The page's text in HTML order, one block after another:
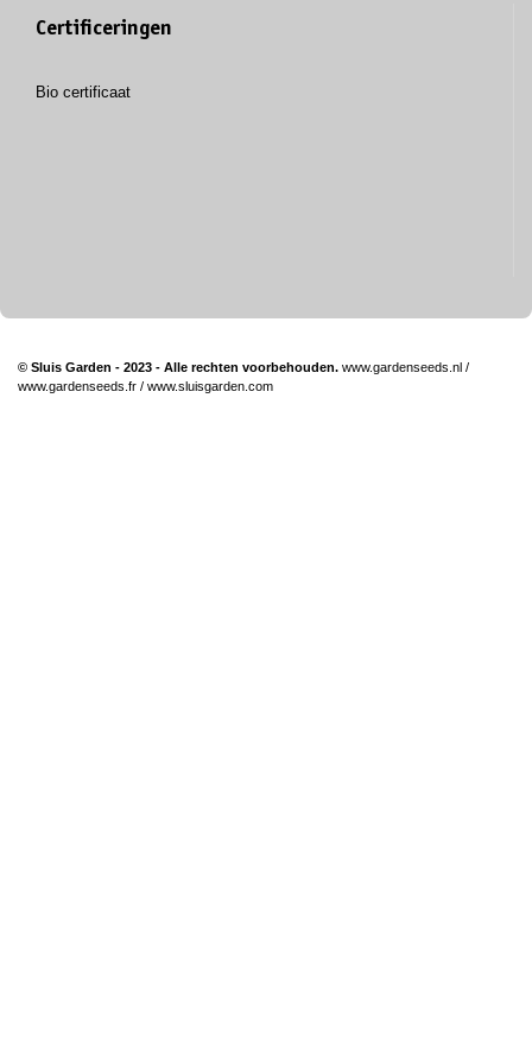
Certificeringen
Bio certificaat
© Sluis Garden - 2023 - Alle rechten voorbehouden. www.gardenseeds.nl /
www.gardenseeds.fr / www.sluisgarden.com